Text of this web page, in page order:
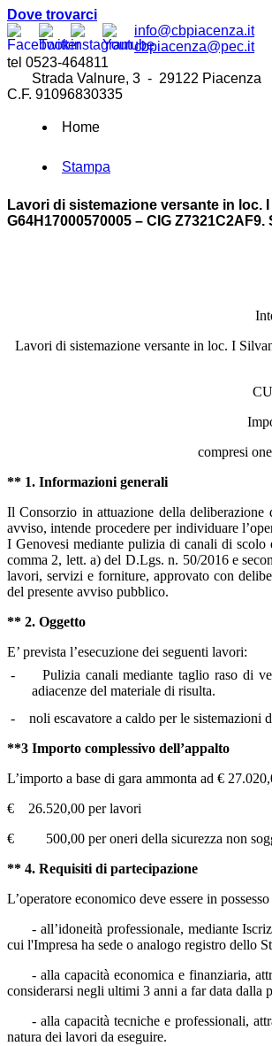
Dove trovarci
info@cbpiacenza.it
cbpiacenza@pec.it
tel 0523-464811
Strada Valnure, 3 - 29122 Piacenza
C.F. 91096830335
Home
Stampa
Lavori di sistemazione versante in loc.
G64H17000570005 – CIG
Lavori di sistemazione versante in loc. I
compresi
** 1. Informazioni generali
Il Consorzio in attuazione della
avviso, intende procedere per individuare
I Genovesi mediante pulizia di canali di scolo
comma 2, lett. a) del D.Lgs. n. 50/2016 e
lavori, servizi e forniture, approvato con
del presente avviso pubblico.
** 2. Oggetto
E’ prevista l’esecuzione dei seguenti lavori:
-
Pulizia canali mediante taglio raso di
adiacenze del materiale di risulta.
-
noli escavatore a caldo per le sistemazioni
**3 Importo complessivo dell’appalto
L’importo a base di gara ammonta ad €
€ 26.520,00 per lavori
€ 500,00 per oneri della sicurezza non
** 4. Requisiti di partecipazione
L’operatore economico deve essere in
- all’idoneità professionale, mediante
cui l'Impresa ha sede o analogo registro dello
- alla capacità economica e finanziaria,
considerarsi negli ultimi 3 anni a far data dalla
- alla capacità tecniche e professionali,
natura dei lavori da eseguire.